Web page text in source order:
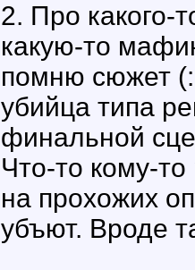
2. Про какого-
какую-то
помню сюжет
убийца типа
финальной
Что-то кому-то
на прохожих
убъют. Вроде